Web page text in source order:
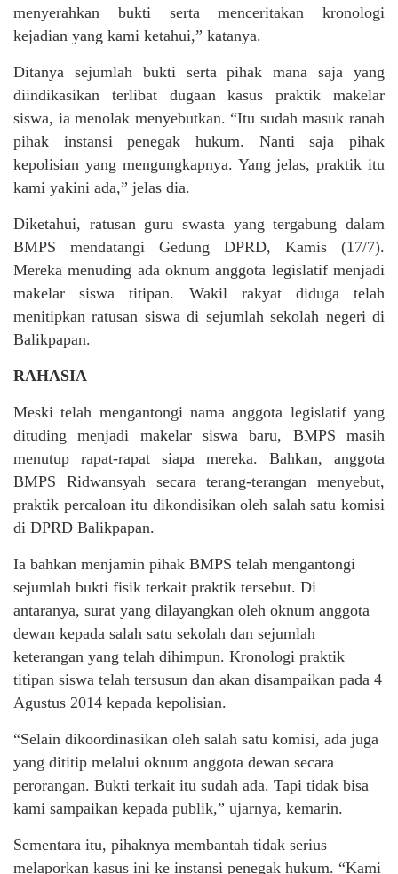
menyerahkan bukti serta menceritakan kronologi
kejadian yang kami ketahui,” katanya.
Ditanya sejumlah bukti serta pihak mana saja yang
diindikasikan terlibat dugaan kasus praktik makelar
siswa, ia menolak menyebutkan. “Itu sudah masuk ranah
pihak instansi penegak hukum. Nanti saja pihak
kepolisian yang mengungkapnya. Yang jelas, praktik itu
kami yakini ada,” jelas dia.
Diketahui, ratusan guru swasta yang tergabung dalam
BMPS mendatangi Gedung DPRD, Kamis (17/7).
Mereka menuding ada oknum anggota legislatif menjadi
makelar siswa titipan. Wakil rakyat diduga telah
menitipkan ratusan siswa di sejumlah sekolah negeri di
Balikpapan.
RAHASIA
Meski telah mengantongi nama anggota legislatif yang
dituding menjadi makelar siswa baru, BMPS masih
menutup rapat-rapat siapa mereka. Bahkan, anggota
BMPS Ridwansyah secara terang-terangan menyebut,
praktik percaloan itu dikondisikan oleh salah satu komisi
di DPRD Balikpapan.
Ia bahkan menjamin pihak BMPS telah mengantongi
sejumlah bukti fisik terkait praktik tersebut. Di
antaranya, surat yang dilayangkan oleh oknum anggota
dewan kepada salah satu sekolah dan sejumlah
keterangan yang telah dihimpun. Kronologi praktik
titipan siswa telah tersusun dan akan disampaikan pada 4
Agustus 2014 kepada kepolisian.
“Selain dikoordinasikan oleh salah satu komisi, ada juga
yang dititip melalui oknum anggota dewan secara
perorangan. Bukti terkait itu sudah ada. Tapi tidak bisa
kami sampaikan kepada publik,” ujarnya, kemarin.
Sementara itu, pihaknya membantah tidak serius
melaporkan kasus ini ke instansi penegak hukum. “Kami